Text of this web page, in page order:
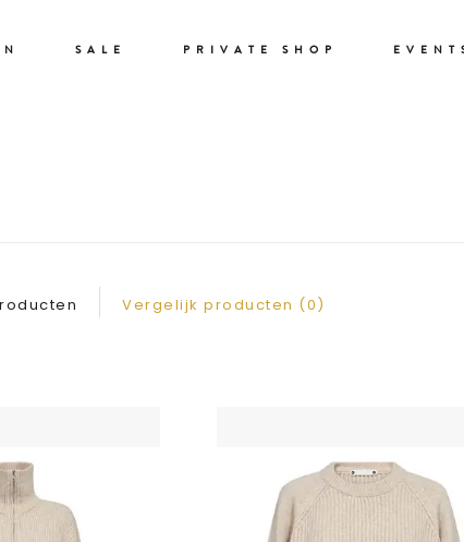
SALE PRIVATE SHOP
Vergelijk producten (0)